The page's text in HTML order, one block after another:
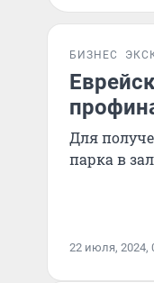
БИЗНЕС
Для
парка в
22 июля, 2024,